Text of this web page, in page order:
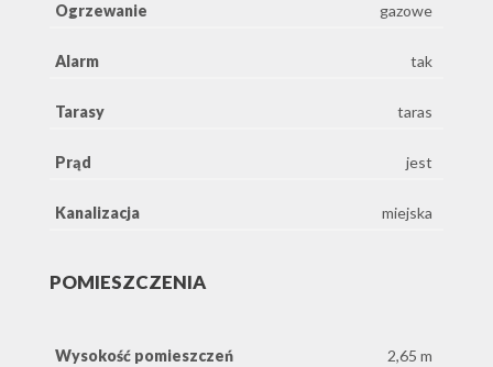
Ogrzewanie gazowe
Alarm tak
Tarasy taras
Prąd jest
Kanalizacja miejska
POMIESZCZENIA
Wysokość pomieszczeń 2,65 m